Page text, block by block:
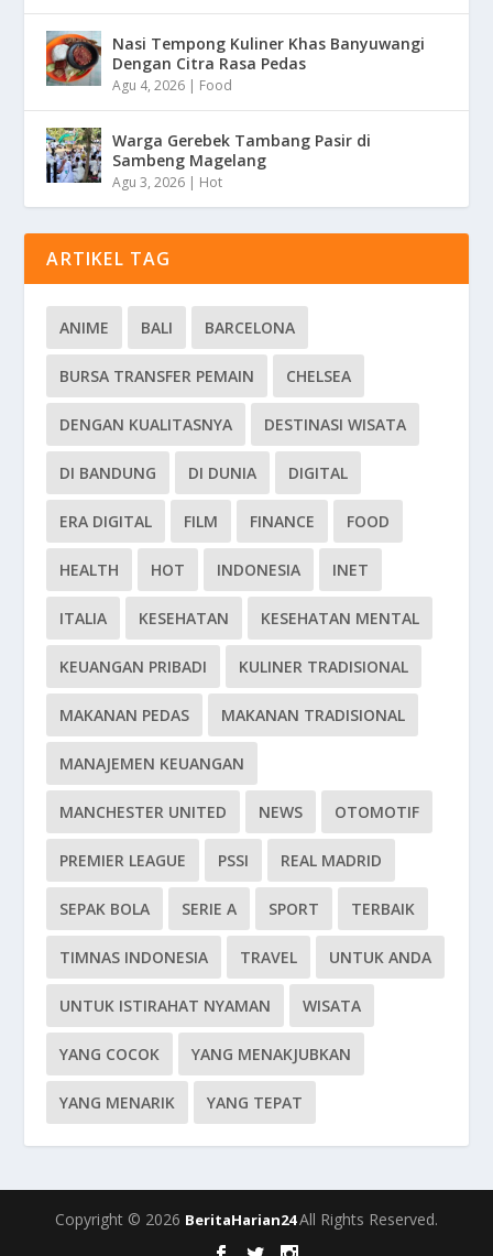
Nasi Tempong Kuliner Khas Banyuwangi
Dengan Citra Rasa Pedas
Agu 4, 2026 | Food
Warga Gerebek Tambang Pasir di
Sambeng Magelang
Agu 3, 2026 | Hot
ARTIKEL TAG
ANIME BALI BARCELONA
BURSA TRANSFER PEMAIN CHELSEA
DENGAN KUALITASNYA DESTINASI WISATA
DI BANDUNG DI DUNIA DIGITAL
ERA DIGITAL FILM FINANCE FOOD
HEALTH HOT INDONESIA INET
ITALIA KESEHATAN KESEHATAN MENTAL
KEUANGAN PRIBADI KULINER TRADISIONAL
MAKANAN PEDAS MAKANAN TRADISIONAL
MANAJEMEN KEUANGAN
MANCHESTER UNITED NEWS OTOMOTIF
PREMIER LEAGUE PSSI REAL MADRID
SEPAK BOLA SERIE A SPORT TERBAIK
TIMNAS INDONESIA TRAVEL UNTUK ANDA
UNTUK ISTIRAHAT NYAMAN WISATA
YANG COCOK YANG MENAKJUBKAN
YANG MENARIK YANG TEPAT
Copyright © 2026 BeritaHarian24All Rights Reserved.